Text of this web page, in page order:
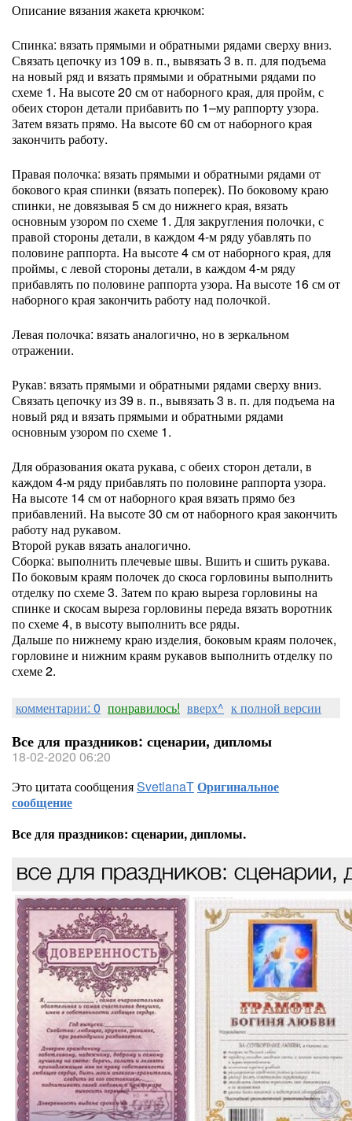
Описание вязания жакета крючком:
Спинка: вязать прямыми и обратными рядами сверху вниз.
Связать цепочку из 109 в. п., вывязать 3 в. п. для подъема
на новый ряд и вязать прямыми и обратными рядами по
схеме 1. На высоте 20 см от наборного края, для пройм, с
обеих сторон детали прибавить по 1–му раппорту узора.
Затем вязать прямо. На высоте 60 см от наборного края
закончить работу.
Правая полочка: вязать прямыми и обратными рядами от
бокового края спинки (вязать поперек). По боковому краю
спинки, не довязывая 5 см до нижнего края, вязать
основным узором по схеме 1. Для закругления полочки, с
правой стороны детали, в каждом 4-м ряду убавлять по
половине раппорта. На высоте 4 см от наборного края, для
проймы, с левой стороны детали, в каждом 4-м ряду
прибавлять по половине раппорта узора. На высоте 16 см от
наборного края закончить работу над полочкой.
Левая полочка: вязать аналогично, но в зеркальном
отражении.
Рукав: вязать прямыми и обратными рядами сверху вниз.
Связать цепочку из 39 в. п., вывязать 3 в. п. для подъема на
новый ряд и вязать прямыми и обратными рядами
основным узором по схеме 1.
Для образования оката рукава, с обеих сторон детали, в
каждом 4-м ряду прибавлять по половине раппорта узора.
На высоте 14 см от наборного края вязать прямо без
прибавлений. На высоте 30 см от наборного края закончить
работу над рукавом.
Второй рукав вязать аналогично.
Сборка: выполнить плечевые швы. Вшить и сшить рукава.
По боковым краям полочек до скоса горловины выполнить
отделку по схеме 3. Затем по краю выреза горловины на
спинке и скосам выреза горловины переда вязать воротник
по схеме 4, в высоту выполнить все ряды.
Дальше по нижнему краю изделия, боковым краям полочек,
горловине и нижним краям рукавов выполнить отделку по
схеме 2.
комментарии: 0 понравилось! вверх^ к полной версии
Все для праздников: сценарии, дипломы
18-02-2020 06:20
Это цитата сообщенияSvetlanaTОригинальное
сообщение
Все для праздников: сценарии, дипломы.